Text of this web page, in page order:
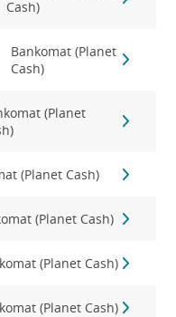
Cash)
Bankomat (Planet
Cash)
(Planet
(Planet Cash)
(Planet Cash)
(Planet Cash)
(Planet Cash)